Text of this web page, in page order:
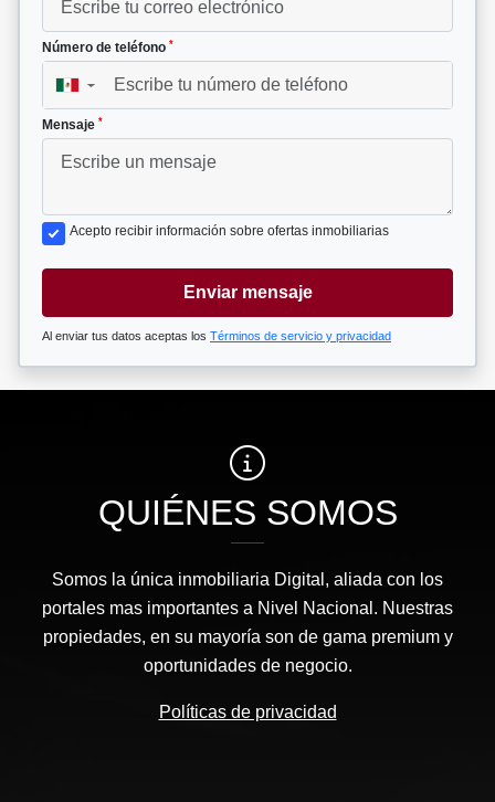
Número de teléfono *
▼
Mensaje *
Acepto recibir información sobre ofertas inmobiliarias
Enviar mensaje
Al enviar tus datos aceptas los Términos de servicio y privacidad
QUIÉNES SOMOS
Somos la única inmobiliaria Digital, aliada con los
portales mas importantes a Nivel Nacional. Nuestras
propiedades, en su mayoría son de gama premium y
oportunidades de negocio.
Políticas de privacidad